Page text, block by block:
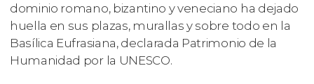
dominio romano, bizantino y veneciano ha dejado
huella en sus plazas, murallas y sobre todo en la
Basílica Eufrasiana, declarada Patrimonio de la
Humanidad por la UNESCO.